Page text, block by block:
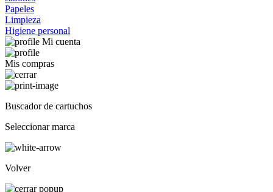
Papeles
Limpieza
Higiene personal
Mi cuenta
Mis compras
Buscador de cartuchos
Seleccionar marca
Volver